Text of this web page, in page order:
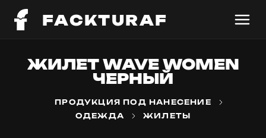
FACKTURAF
ЖИЛЕТ WAVE WOMEN
ЧЕРНЫЙ
ПРОДУКЦИЯ ПОД НАНЕСЕНИЕ
ОДЕЖДА
ЖИЛЕТЫ